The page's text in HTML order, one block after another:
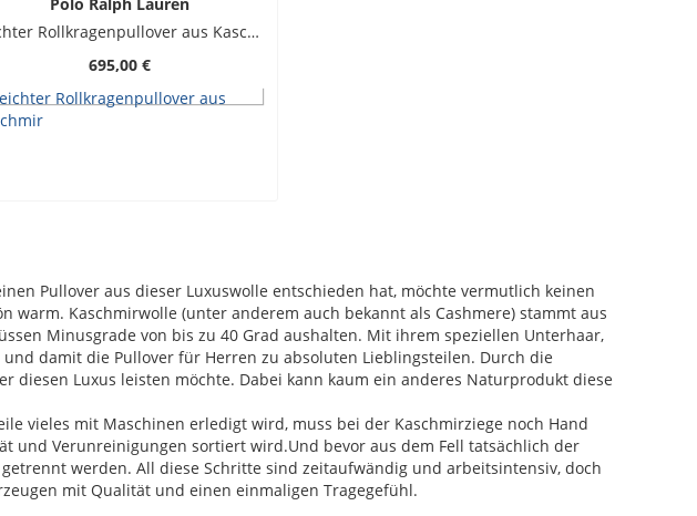
Leichter Rollkragenpullover aus Kaschmir
695,00 €
Pullover aus dieser Luxuswolle entschieden hat, möchte vermutlich keinen
Kaschmirwolle (unter anderem auch bekannt als Cashmere) stammt aus
Minusgrade von bis zu 40 Grad aushalten. Mit ihrem speziellen Unterhaar,
damit die Pullover für Herren zu absoluten Lieblingsteilen. Durch die
diesen Luxus leisten möchte. Dabei kann kaum ein anderes Naturprodukt diese
Hand
und Verunreinigungen sortiert wird.Und bevor aus dem Fell tatsächlich der
werden. All diese Schritte sind zeitaufwändig und arbeitsintensiv, doch
mit Qualität und einen einmaligen Tragegefühl.